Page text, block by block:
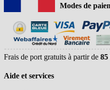
Modes de
Frais de port gratuits à partir de 85
Aide et services